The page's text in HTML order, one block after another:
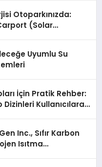
Otoparkınızda:
(Solar
Uyumlu Su
İçin Pratik Rehber:
Kullanıcılara
Inc., Sıfır Karbon
Isıtma